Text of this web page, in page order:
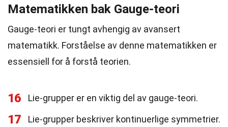
Matematikken bak Gauge-teori
Gauge-teori er tungt avhengig av avansert
matematikk. Forståelse av denne matematikken er
essensiell for å forstå teorien.
16 Lie-grupper er en viktig del av gauge-teori.
17 Lie-grupper beskriver kontinuerlige symmetrier.